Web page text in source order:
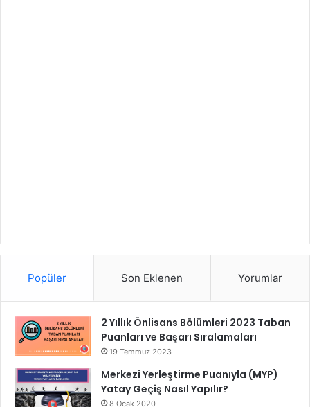
Popüler Son Eklenen Yorumlar
2 Yıllık Önlisans Bölümleri 2023 Taban
Puanları ve Başarı Sıralamaları
19 Temmuz 2023
Merkezi Yerleştirme Puanıyla (MYP)
Yatay Geçiş Nasıl Yapılır?
8 Ocak 2020